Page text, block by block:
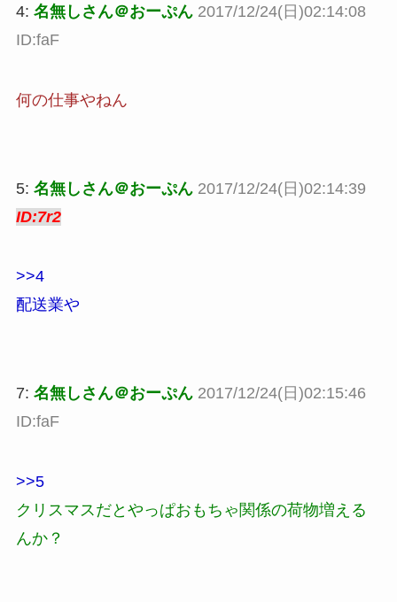
4: 名無しさん＠おーぷん 2017/12/24(日)02:14:08
ID:faF
何の仕事やねん
5: 名無しさん＠おーぷん 2017/12/24(日)02:14:39
ID:7r2
>>4
配送業や
7: 名無しさん＠おーぷん 2017/12/24(日)02:15:46
ID:faF
>>5
クリスマスだとやっぱおもちゃ関係の荷物増える
んか？